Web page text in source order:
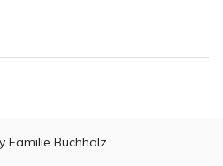
Familie Buchholz